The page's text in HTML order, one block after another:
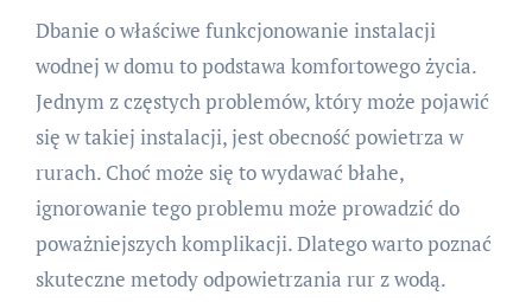
Dbanie o właściwe funkcjonowanie instalacji
wodnej w domu to podstawa komfortowego życia.
Jednym z częstych problemów, który może pojawić
się w takiej instalacji, jest obecność powietrza w
rurach. Choć może się to wydawać błahe,
ignorowanie tego problemu może prowadzić do
poważniejszych komplikacji. Dlatego warto poznać
skuteczne metody odpowietrzania rur z wodą.